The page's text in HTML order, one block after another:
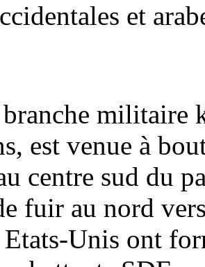
et
militaire
est venue à
centre sud du
fuir au nord
Unis ont